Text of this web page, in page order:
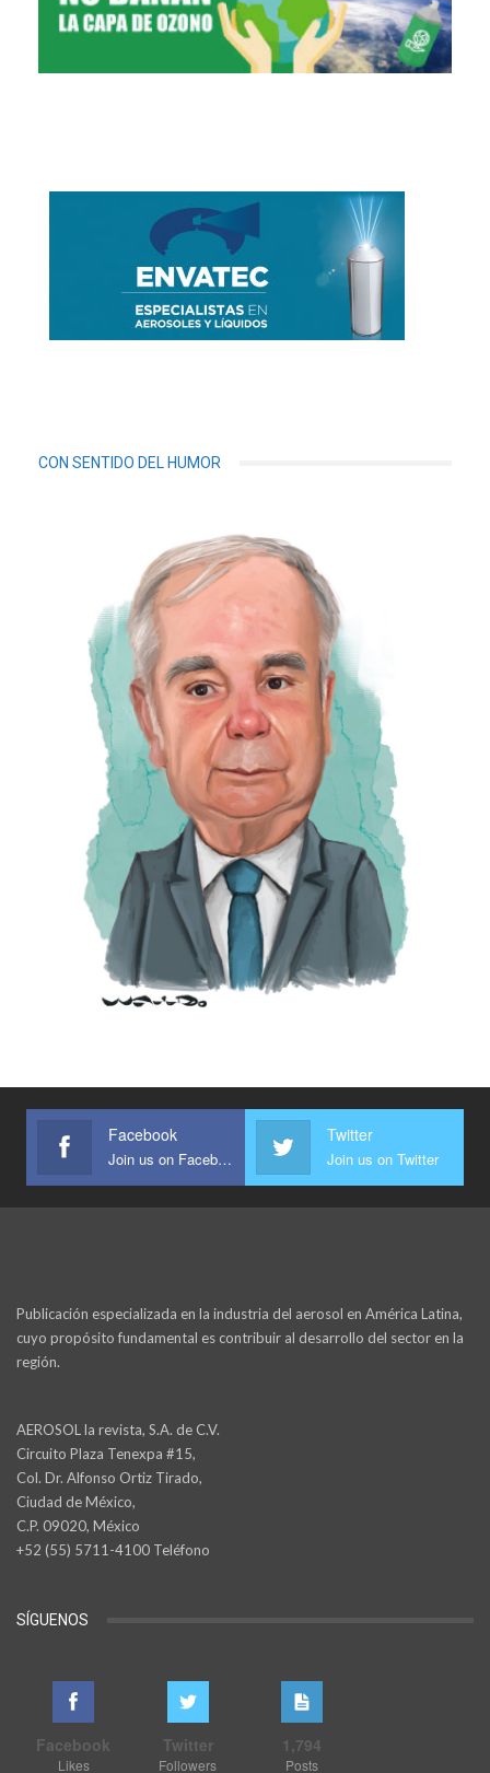
CON SENTIDO DEL HUMOR
Facebook
Join us on Facebook
Twitter
Join us on Twitter
Publicación especializada en la industria del aerosol en América Latina,
cuyo propósito fundamental es contribuir al desarrollo del sector en la
región.
AEROSOL la revista, S.A. de C.V.
Circuito Plaza Tenexpa #15,
Col. Dr. Alfonso Ortiz Tirado,
Ciudad de México,
C.P. 09020, México
+52 (55) 5711-4100 Teléfono
SÍGUENOS
Facebook
Likes
Twitter
Followers
1,794
Posts